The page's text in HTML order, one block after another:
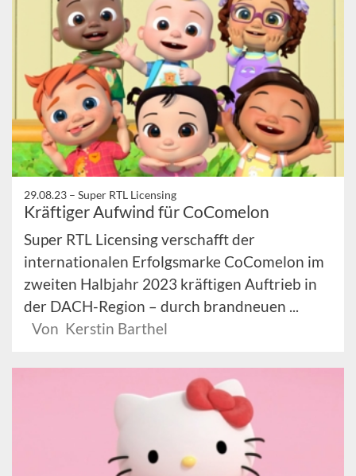
29.08.23 – Super RTL Licensing
Kräftiger Aufwind für CoComelon
Super RTL Licensing verschafft der
internationalen Erfolgsmarke CoComelon im
zweiten Halbjahr 2023 kräftigen Auftrieb in
der DACH-Region – durch brandneuen ...
Von Kerstin Barthel